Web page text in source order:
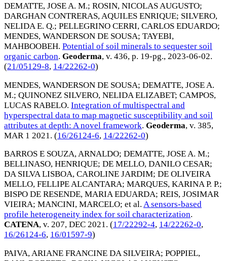
DEMATTE, JOSE A. M.; ROSIN, NICOLAS AUGUSTO;
DARGHAN CONTRERAS, AQUILES ENRIQUE; SILVERO,
NELIDA E. Q.; PELLEGRINO CERRI, CARLOS EDUARDO;
MENDES, WANDERSON DE SOUSA; TAYEBI,
MAHBOOBEH. Potential of soil minerals to sequester soil
organic carbon. Geoderma, v. 436, p. 19-pg., 2023-06-02.
(21/05129-8, 14/22262-0)
MENDES, WANDERSON DE SOUSA; DEMATTE, JOSE A.
M.; QUINONEZ SILVERO, NELIDA ELIZABET; CAMPOS,
LUCAS RABELO. Integration of multispectral and
hyperspectral data to map magnetic susceptibility and soil
attributes at depth: A novel framework. Geoderma, v. 385,
MAR 1 2021 . (16/26124-6, 14/22262-0)
BARROS E SOUZA, ARNALDO; DEMATTE, JOSE A. M.;
BELLINASO, HENRIQUE; DE MELLO, DANILO CESAR;
DA SILVA LISBOA, CAROLINE JARDIM; DE OLIVEIRA
MELLO, FELLIPE ALCANTARA; MARQUES, KARINA P. P.;
BISPO DE RESENDE, MARIA EDUARDA; REIS, JOSIMAR
VIEIRA; MANCINI, MARCELO; et al. A sensors-based
profile heterogeneity index for soil characterization.
CATENA, v. 207, DEC 2021. (17/22292-4, 14/22262-0,
16/26124-6, 16/01597-9)
PAIVA, ARIANE FRANCINE DA SILVEIRA; POPPIEL,